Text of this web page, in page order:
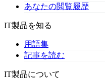
あなたの閲覧履歴
IT製品を知る
用語集
記事を読む
IT製品について